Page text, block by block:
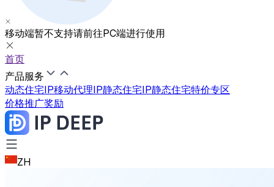
移动端暂不支持请前往PC端进行使用
首页
产品服务
动态住宅IP移动代理IP静态住宅IP静态住宅特价专区
价格推广奖励
ZH